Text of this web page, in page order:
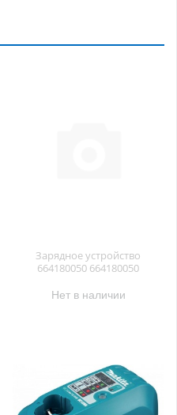
Зарядное устройство
664180050 664180050
Нет в наличии